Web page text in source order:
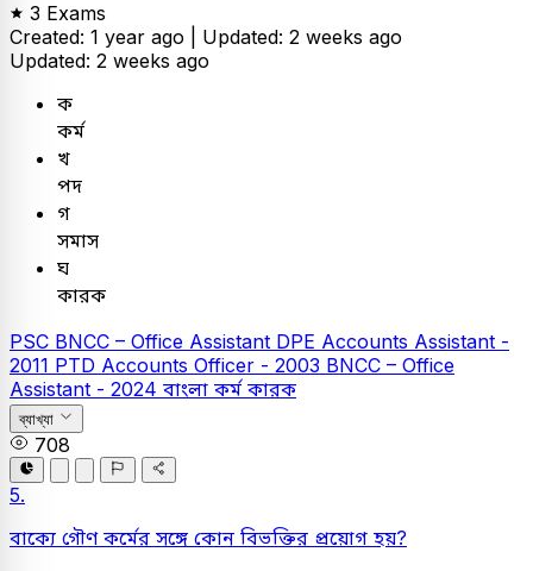
3 Exams
Created: 1 year ago | Updated: 2 weeks ago
Updated: 2 weeks ago
ক
কর্ম
খ
পদ
গ
সমাস
ঘ
কারক
PSC BNCC – Office Assistant DPE Accounts Assistant -
2011 PTD Accounts Officer - 2003 BNCC – Office
Assistant - 2024 বাংলা কর্ম কারক
ব্যাখ্যা
708
5.
বাক্যে গৌণ কর্মের সঙ্গে কোন বিভক্তির প্রয়োগ হয়?